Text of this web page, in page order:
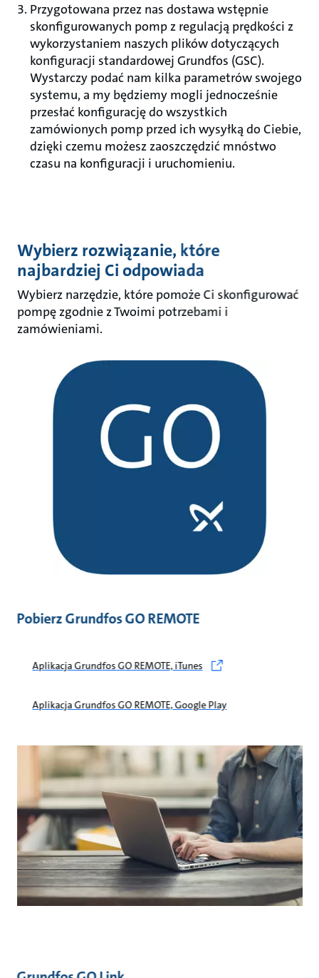
Przygotowana przez nas dostawa wstępnie
skonfigurowanych pomp z regulacją prędkości z
wykorzystaniem naszych plików dotyczących
konfiguracji standardowej Grundfos (GSC).
Wystarczy podać nam kilka parametrów swojego
systemu, a my będziemy mogli jednocześnie
przesłać konfigurację do wszystkich
zamówionych pomp przed ich wysyłką do Ciebie,
dzięki czemu możesz zaoszczędzić mnóstwo
czasu na konfiguracji i uruchomieniu.
Wybierz rozwiązanie, które
najbardziej Ci odpowiada
Wybierz narzędzie, które pomoże Ci skonfigurować
pompę zgodnie z Twoimi potrzebami i
zamówieniami.
Pobierz Grundfos GO REMOTE
Aplikacja Grundfos GO REMOTE, iTunes
Aplikacja Grundfos GO REMOTE, Google Play